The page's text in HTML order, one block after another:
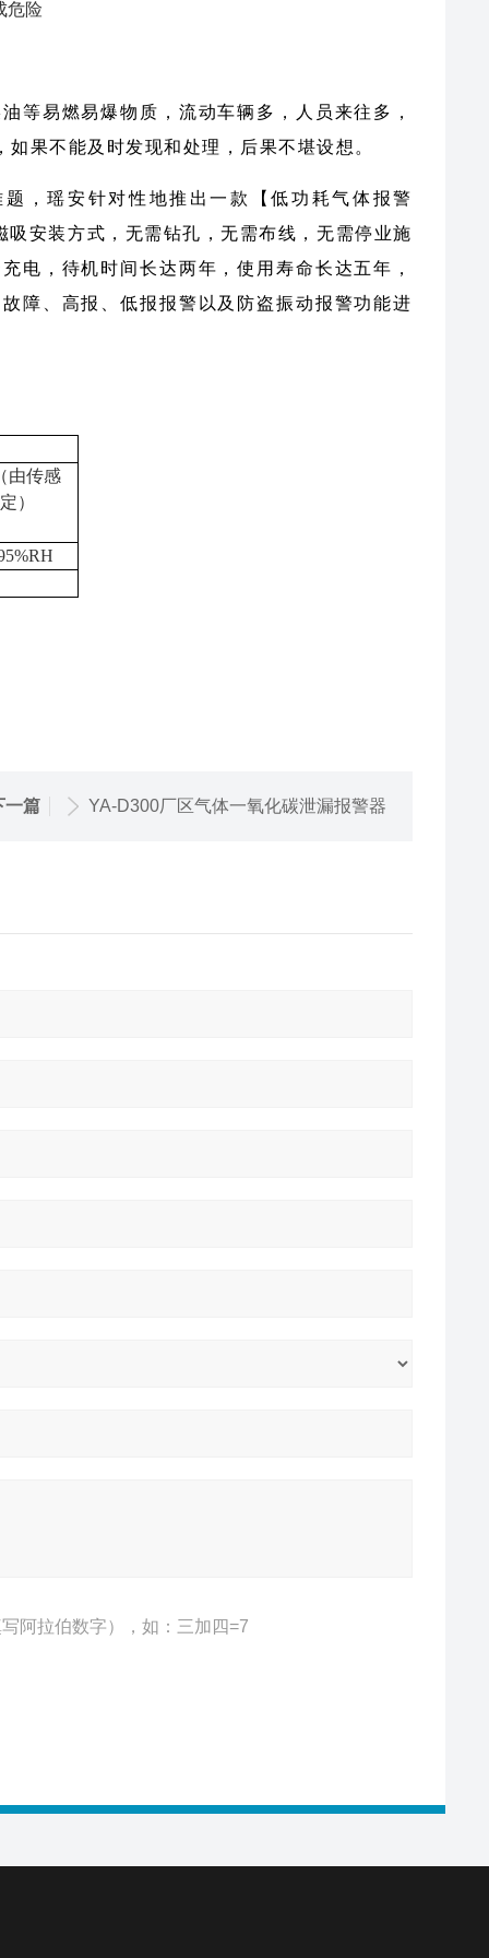
危险
等易燃易爆物质，流动车辆多，人员来往多，
果不能及时发现和处理，后果不堪设想。
，瑶安针对性地推出一款【低功耗气体报警
安装方式，无需钻孔，无需布线，无需停业施
电，待机时间长达两年，使用寿命长达五年，
障、高报、低报报警以及防盗振动报警功能进
由传感
）
一篇 YA-D300厂区气体一氧化碳泄漏报警器
阿拉伯数字），如：三加四=7